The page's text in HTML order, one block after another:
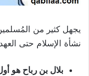
يجهل كثير من
نشأة الإسلام حتى
بلال بن رباح هو